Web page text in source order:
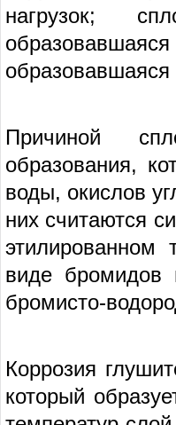
нагрузок;
Причиной
образования,
воды, окислов
них считаются
этилированном
виде бромидов
бромисто-
Коррозия
который